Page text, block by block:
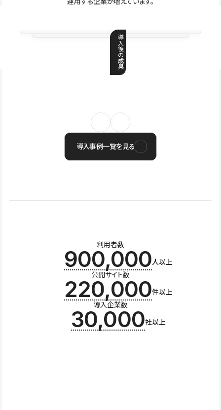
導
入
後
の
成
果
導入事例一覧を見る
利用者数
900,000人以上
公開サイト数
220,000件以上
導入企業数
30,000社以上